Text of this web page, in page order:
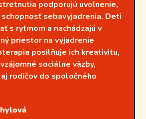
podporujú uvoľnenie,
sebavyjadrenia. Deti
s rytmom a nachádzajú v
priestor na vyjadrenie
posilňuje ich kreativitu,
sociálne väzby,
rodičov do spoločného